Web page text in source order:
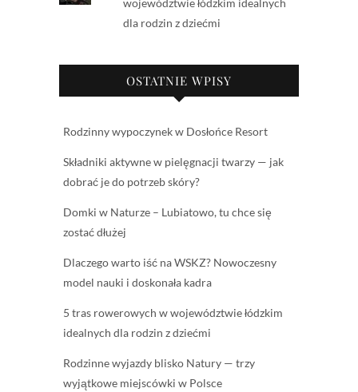
województwie łódzkim idealnych
dla rodzin z dziećmi
OSTATNIE WPISY
Rodzinny wypoczynek w Dosłońce Resort
Składniki aktywne w pielęgnacji twarzy — jak
dobrać je do potrzeb skóry?
Domki w Naturze – Lubiatowo, tu chce się
zostać dłużej
Dlaczego warto iść na WSKZ? Nowoczesny
model nauki i doskonała kadra
5 tras rowerowych w województwie łódzkim
idealnych dla rodzin z dziećmi
Rodzinne wyjazdy blisko Natury — trzy
wyjątkowe miejscówki w Polsce